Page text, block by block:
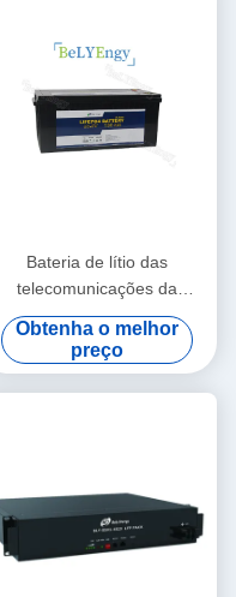
Bateria de lítio das
telecomunicações da
energia renovável 24v
180Ah para o equipamento
médico
Obtenha o melhor
preço